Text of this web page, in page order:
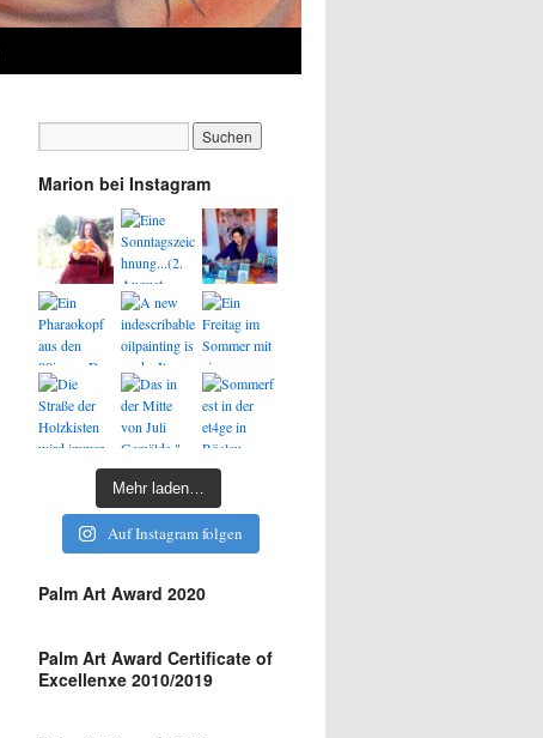
Marion bei Instagram
Mehr laden…
Auf Instagram folgen
Palm Art Award 2020
Palm Art Award Certificate of
Excellenxe 2010/2019